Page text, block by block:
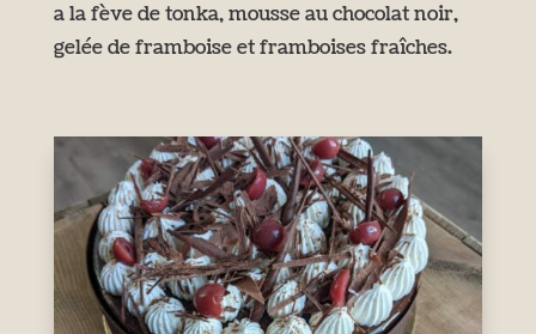
a la fève de tonka, mousse au chocolat noir,
gelée de framboise et framboises fraîches.